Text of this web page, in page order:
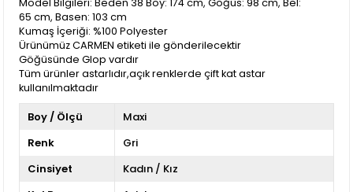
Model Bilgileri: Beden 38 Boy: 174 cm, Göğüs: 98 cm, Bel:
65 cm, Basen: 103 cm
Kumaş İçeriği: %100 Polyester
Ürünümüz CARMEN etiketi ile gönderilecektir
Göğüsünde Glop vardır
Tüm ürünler astarlıdır,açık renklerde çift kat astar
kullanılmaktadır
Boy / Ölçü
Maxi
Renk
Gri
Cinsiyet
Kadın / Kız